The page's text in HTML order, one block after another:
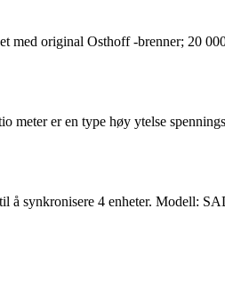
med original Osthoff -brenner; 20
meter er en type høy ytelse
synkronisere 4 enheter. Modell: